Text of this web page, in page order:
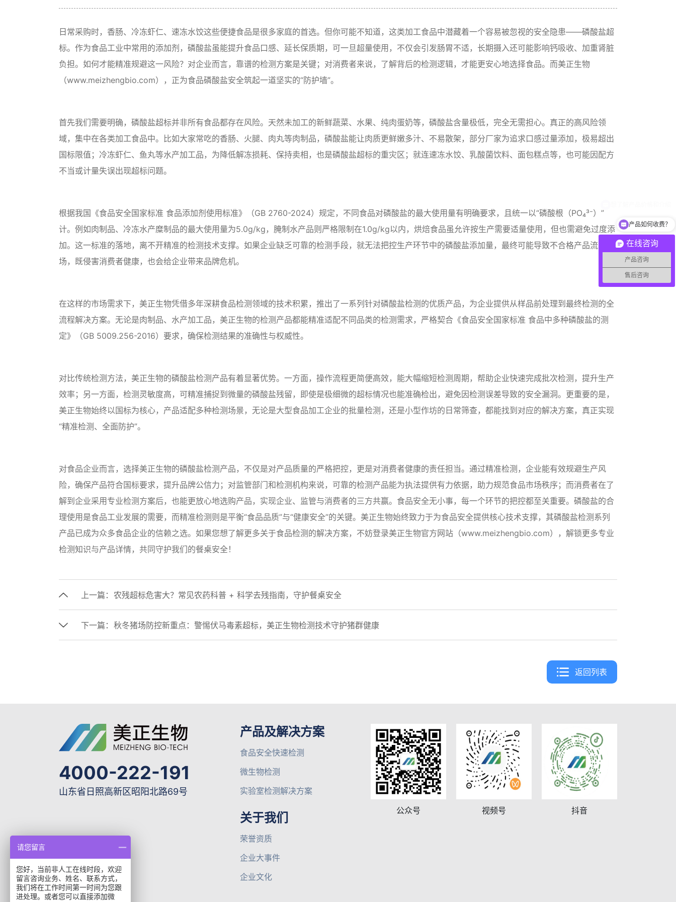
日常采购时，香肠、冷冻虾仁、速冻水饺这些便捷食品是很多家庭的首选。但你可能不知道，这类加工食品中潜藏着一个容易被忽视的安全隐患——磷酸盐超
标。作为食品工业中常用的添加剂，磷酸盐虽能提升食品口感、延长保质期，可一旦超量使用，不仅会引发肠胃不适，长期摄入还可能影响钙吸收、加重肾脏
负担。如何才能精准规避这一风险？对企业而言，靠谱的检测方案是关键；对消费者来说，了解背后的检测逻辑，才能更安心地选择食品。而美正生物
（www.meizhengbio.com），正为食品磷酸盐安全筑起一道坚实的“防护墙”。
首先我们需要明确，磷酸盐超标并非所有食品都存在风险。天然未加工的新鲜蔬菜、水果、纯肉蛋奶等，磷酸盐含量极低，完全无需担心。真正的高风险领
域，集中在各类加工食品中。比如大家常吃的香肠、火腿、肉丸等肉制品，磷酸盐能让肉质更鲜嫩多汁、不易散架，部分厂家为追求口感过量添加，极易超出
国标限值；冷冻虾仁、鱼丸等水产加工品，为降低解冻损耗、保持卖相，也是磷酸盐超标的重灾区；就连速冻水饺、乳酸菌饮料、面包糕点等，也可能因配方
不当或计量失误出现超标问题。
根据我国《食品安全国家标准 食品添加剂使用标准》（GB 2760-2024）规定，不同食品对磷酸盐的最大使用量有明确要求，且统一以“磷酸根（PO₄³⁻）”
计。例如肉制品、冷冻水产糜制品的最大使用量为5.0g/kg，腌制水产品则严格限制在1.0g/kg以内，烘焙食品虽允许按生产需要适量使用，但也需避免过度添
加。这一标准的落地，离不开精准的检测技术支撑。如果企业缺乏可靠的检测手段，就无法把控生产环节中的磷酸盐添加量，最终可能导致不合格产品流入市
场，既侵害消费者健康，也会给企业带来品牌危机。
在这样的市场需求下，美正生物凭借多年深耕食品检测领域的技术积累，推出了一系列针对磷酸盐检测的优质产品，为企业提供从样品前处理到最终检测的全
流程解决方案。无论是肉制品、水产加工品，美正生物的检测产品都能精准适配不同品类的检测需求，严格契合《食品安全国家标准 食品中多种磷酸盐的测
定》（GB 5009.256-2016）要求，确保检测结果的准确性与权威性。
对比传统检测方法，美正生物的磷酸盐检测产品有着显著优势。一方面，操作流程更简便高效，能大幅缩短检测周期，帮助企业快速完成批次检测，提升生产
效率；另一方面，检测灵敏度高，可精准捕捉到微量的磷酸盐残留，即使是极细微的超标情况也能准确检出，避免因检测误差导致的安全漏洞。更重要的是，
美正生物始终以国标为核心，产品适配多种检测场景，无论是大型食品加工企业的批量检测，还是小型作坊的日常筛查，都能找到对应的解决方案，真正实现
“精准检测、全面防护”。
对食品企业而言，选择美正生物的磷酸盐检测产品，不仅是对产品质量的严格把控，更是对消费者健康的责任担当。通过精准检测，企业能有效规避生产风
险，确保产品符合国标要求，提升品牌公信力；对监管部门和检测机构来说，可靠的检测产品能为执法提供有力依据，助力规范食品市场秩序；而消费者在了
解到企业采用专业检测方案后，也能更放心地选购产品，实现企业、监管与消费者的三方共赢。食品安全无小事，每一个环节的把控都至关重要。磷酸盐的合
理使用是食品工业发展的需要，而精准检测则是平衡“食品品质”与“健康安全”的关键。美正生物始终致力于为食品安全提供核心技术支撑，其磷酸盐检测系列
产品已成为众多食品企业的信赖之选。如果您想了解更多关于食品检测的解决方案，不妨登录美正生物官方网站（www.meizhengbio.com），解锁更多专业
检测知识与产品详情，共同守护我们的餐桌安全！
上一篇： 农残超标危害大？常见农药科普 + 科学去残指南，守护餐桌安全
下一篇： 秋冬猪场防控新重点：警惕伏马毒素超标，美正生物检测技术守护猪群健康
返回列表
4000-222-191
山东省日照高新区昭阳北路69号
产品及解决方案
食品安全快速检测
微生物检测
实验室检测解决方案
关于我们
荣誉资质
企业大事件
企业文化
公众号 视频号 抖音
在线咨询
产品咨询
售后咨询
产品如何收费？
请您留言
您好，当前非人工在线时段，欢迎
留言咨询业务、姓名、联系方式，
我们将在工作时间第一时间为您跟
进处理。或者您可以直接添加微